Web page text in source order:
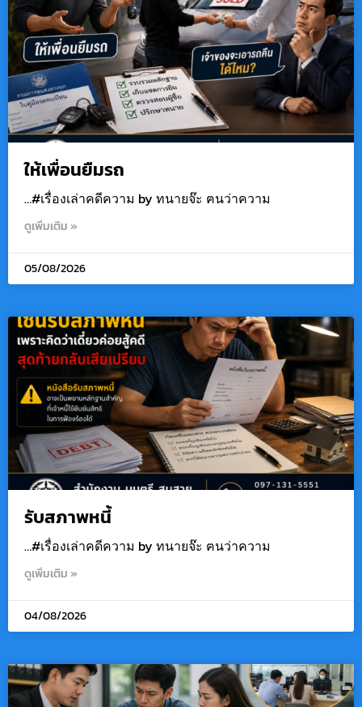
ให้เพื่อนยืมรถ
…#เรื่องเล่าคดีความ by ทนายจ๊ะ ฅนว่าความ
ดูเพิ่มเติม »
05/08/2026
รับสภาพหนี้
…#เรื่องเล่าคดีความ by ทนายจ๊ะ ฅนว่าความ
ดูเพิ่มเติม »
04/08/2026